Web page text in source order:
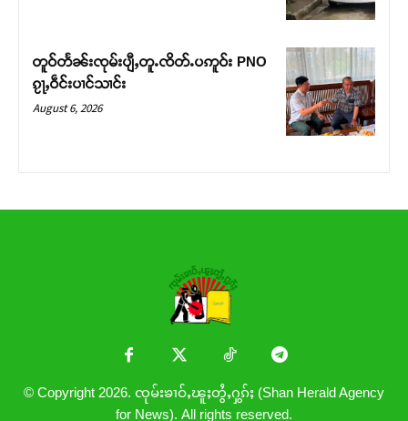
တူဝ်တႅၼ်းၸုမ်းပျီႇတူႉၸိတ်ႉပဢူဝ်း PNO
ၵႂႃႇဝဵင်းပၢင်သၢင်း
August 6, 2026
© Copyright 2026. ၸုမ်းၶၢဝ်ႇၽူႈတွႆႇႁွၵ်ႈ (Shan Herald Agency
for News). All rights reserved.